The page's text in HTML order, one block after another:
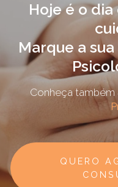
Hoje é o
Marque a
Conheça
QUERO